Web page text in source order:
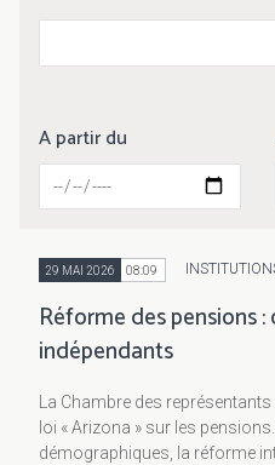
A partir du
29 MAI 2026 08:09
Réforme des pensions
indépendants
La Chambre des
loi « Arizona » sur les
démographiques, la réforme